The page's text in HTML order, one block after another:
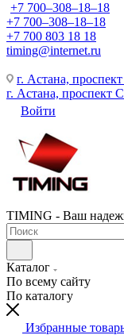
+7 700‒308‒18‒18
+7 700‒308‒18‒18
+7 700 803 18 18
timing@internet.ru
г. Астана,
г. Астана, проспект
Войти
TIMING - Ваш
Каталог
По всему сайту
По каталогу
Избранные